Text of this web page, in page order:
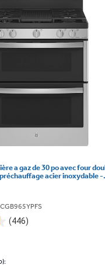
a gaz de 30 po avec four
acier inoxydable -
(446)